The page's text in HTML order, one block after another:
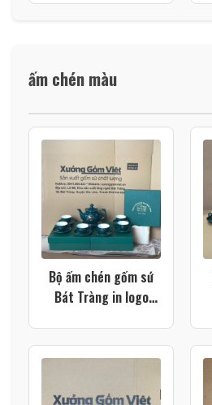
ấm chén màu
Bộ ấm chén gốm sứ
Bát Tràng in logo
màu xanh lá XG-